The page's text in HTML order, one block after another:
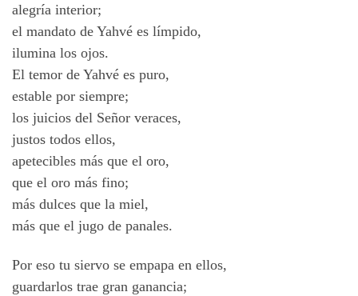
alegría interior;
el mandato de Yahvé es límpido,
ilumina los ojos.
El temor de Yahvé es puro,
estable por siempre;
los juicios del Señor veraces,
justos todos ellos,
apetecibles más que el oro,
que el oro más fino;
más dulces que la miel,
más que el jugo de panales.
Por eso tu siervo se empapa en ellos,
guardarlos trae gran ganancia;